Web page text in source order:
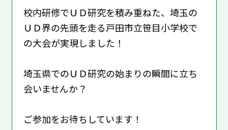
校内研修でＵＤ研究を積み重ねた、埼玉の
ＵＤ界の先頭を走る戸田市立笹目小学校で
の大会が実現しました！
埼玉県でのＵＤ研究の始まりの瞬間に立ち
会いませんか？
ご参加をお待ちしています！